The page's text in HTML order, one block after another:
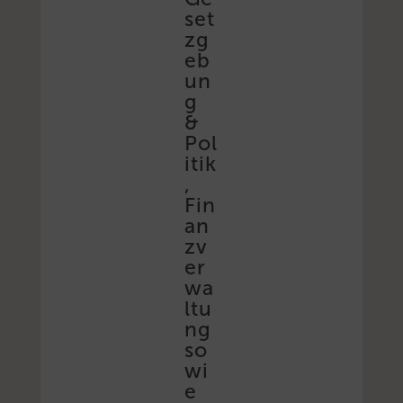
set
zg
eb
un
g
&
Pol
itik
,
Fin
an
zv
er
wa
ltu
ng
so
wi
e